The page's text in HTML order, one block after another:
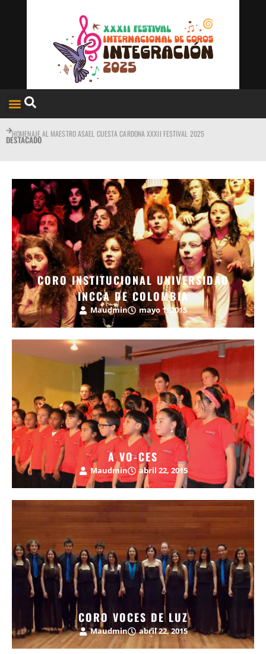
DESTACADO
HOMENAJE AL MAESTRO ASAEL CUESTA CARDONA XXXII FESTIVAL 2025
CORO INSTITUCIONAL UNIVERSIDAD
INCCA DE COLOMBIA
Maudmin mayo 1, 2015
A VO-CES
Maudmin abril 22, 2015
CORO VOCES DE LUZ
Maudmin abril 22, 2015